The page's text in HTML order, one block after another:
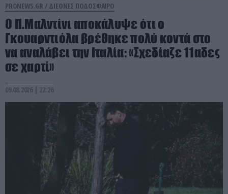
PRONEWS.GR / ΔΙΕΘΝΕΣ ΠΟΔΟΣΦΑΙΡΟ
Ο Π.Μαλντίνι αποκάλυψε ότι ο
Γκουαρντιόλα βρέθηκε πολύ κοντά στο
να αναλάβει την Ιταλία: «Σχεδίαζε 11αδες
σε χαρτί»
09.08.2026 | 22:26